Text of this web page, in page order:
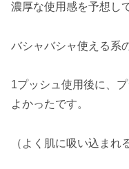
濃厚な使用感を予想し
バシャバシャ使える系
1プッシュ使用後に、
よかったです。
（よく肌に吸い込まれ